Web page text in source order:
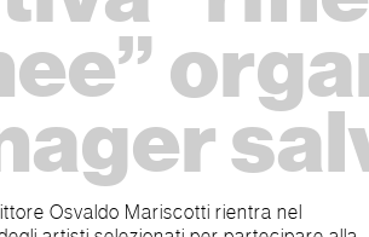
Osvaldo Mariscotti rientra nel
Considera l'astrazione uno strumento